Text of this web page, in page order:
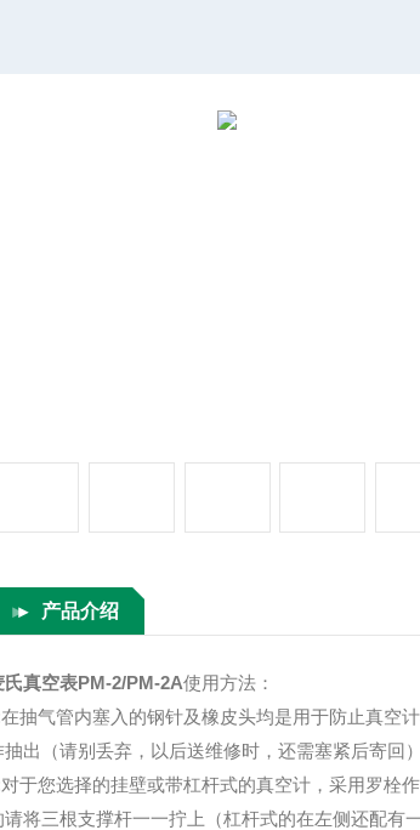
产品介绍
氏真空表PM-2/PM-2A使用方法：
抽气管内塞入的钢针及橡皮头均是用于防止真空
抽出（请别丢弃，以后送维修时，还需塞紧后寄回）
于您选择的挂壁或带杠杆式的真空计，采用罗栓
请将三根支撑杆一一拧上（杠杆式的在左侧还配有